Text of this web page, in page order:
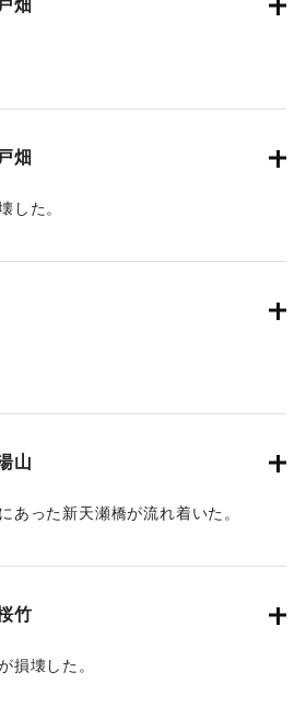
畑
畑
した。
山
あった新天瀬橋が流れ着いた。
竹
損壊した。